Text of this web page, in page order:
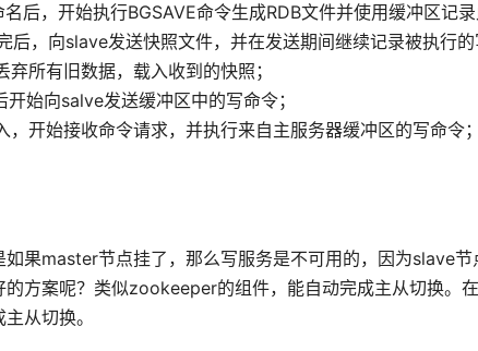
后，开始执行BGSAVE命令生成RDB文件并使用缓冲区记
后，向slave发送快照文件，并在发送期间继续记录被执行的
弃所有旧数据，载入收到的快照；
始向salve发送缓冲区中的写命令；
开始接收命令请求，并执行来自主服务器缓冲区的写命令；
如果master节点挂了，那么写服务是不可用的，因为slave
的方案呢？类似zookeeper的组件，能自动完成主从切换。
从切换。